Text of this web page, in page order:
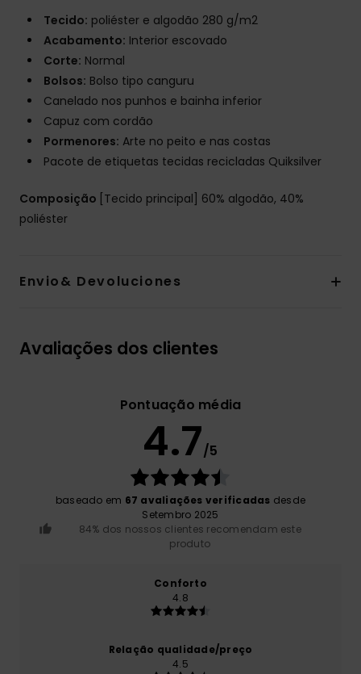
Tecido: poliéster e algodão 280 g/m2
Acabamento: Interior escovado
Corte: Normal
Bolsos: Bolso tipo canguru
Canelado nos punhos e bainha inferior
Capuz com cordão
Pormenores: Arte no peito e nas costas
Pacote de etiquetas tecidas recicladas Quiksilver
Composição [Tecido principal] 60% algodão, 40%
poliéster
Envio& Devoluciones
Avaliações dos clientes
Pontuação média
4.7/5
baseado em 67 avaliações verificadas desde
Setembro 2025
84% dos nossos clientes recomendam este
produto
Conforto
4.8
Relação qualidade/preço
4.5